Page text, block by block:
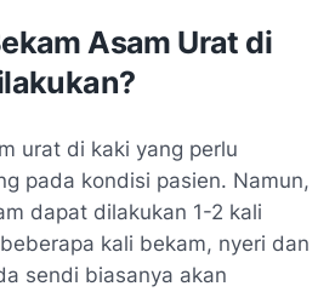
Asam Urat di
urat di kaki yang perlu
pada kondisi pasien. Namun,
dapat dilakukan 1-2 kali
kali bekam, nyeri dan
sendi biasanya akan